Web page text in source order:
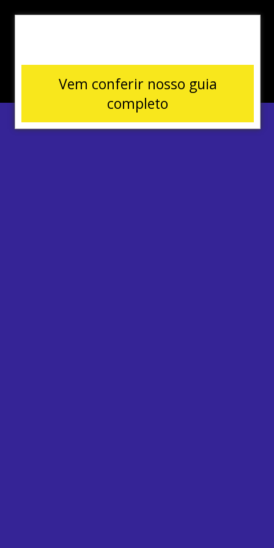
Vem conferir nosso guia
completo